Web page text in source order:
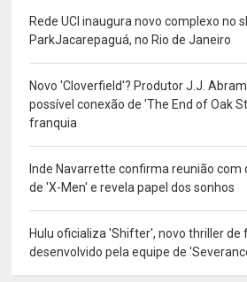
Rede UCI inaugura novo complexo no
ParkJacarepaguá, no Rio de Janeiro
Novo 'Cloverfield'? Produtor J.J.
possível conexão de 'The End of Oak
franquia
Inde Navarrette confirma reunião com
de 'X-Men' e revela papel dos sonhos
Hulu oficializa 'Shifter', novo thriller de
desenvolvido pela equipe de